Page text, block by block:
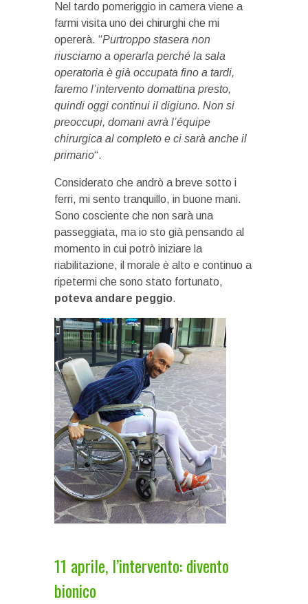
Nel tardo pomeriggio in camera viene a
farmi visita uno dei chirurghi che mi
opererà. “Purtroppo stasera non
riusciamo a operarla perché la sala
operatoria è già occupata fino a tardi,
faremo l’intervento domattina presto,
quindi oggi continui il digiuno. Non si
preoccupi, domani avrà l’équipe
chirurgica al completo e ci sarà anche il
primario“.
Considerato che andrò a breve sotto i
ferri, mi sento tranquillo, in buone mani.
Sono cosciente che non sarà una
passeggiata, ma io sto già pensando al
momento in cui potrò iniziare la
riabilitazione, il morale è alto e continuo a
ripetermi che sono stato fortunato,
poteva andare peggio.
11 aprile, l’intervento: divento
bionico